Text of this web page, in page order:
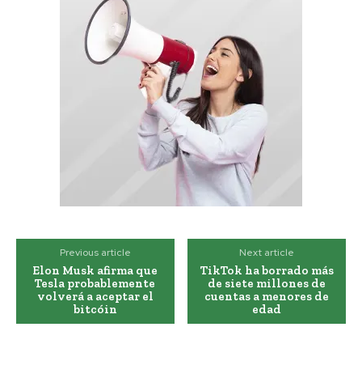
Previous article
Elon Musk afirma que
Tesla probablemente
volverá a aceptar el
bitcóin
Next article
TikTok ha borrado más
de siete millones de
cuentas a menores de
edad